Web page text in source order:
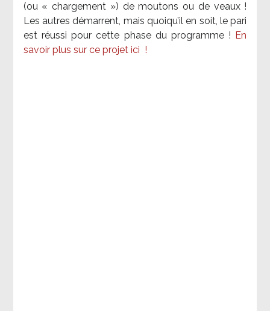
(ou « chargement ») de moutons ou de veaux !
Les autres démarrent, mais quoiqu’il en soit, le pari
est réussi pour cette phase du programme ! En
savoir plus sur ce projet ici !